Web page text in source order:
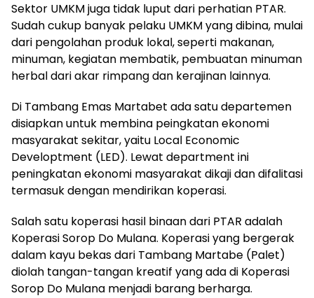
Sektor UMKM juga tidak luput dari perhatian PTAR.
Sudah cukup banyak pelaku UMKM yang dibina, mulai
dari pengolahan produk lokal, seperti makanan,
minuman, kegiatan membatik, pembuatan minuman
herbal dari akar rimpang dan kerajinan lainnya.
Di Tambang Emas Martabet ada satu departemen
disiapkan untuk membina peingkatan ekonomi
masyarakat sekitar, yaitu Local Economic
Developtment (LED). Lewat department ini
peningkatan ekonomi masyarakat dikaji dan difalitasi
termasuk dengan mendirikan koperasi.
Salah satu koperasi hasil binaan dari PTAR adalah
Koperasi Sorop Do Mulana. Koperasi yang bergerak
dalam kayu bekas dari Tambang Martabe (Palet)
diolah tangan-tangan kreatif yang ada di Koperasi
Sorop Do Mulana menjadi barang berharga.